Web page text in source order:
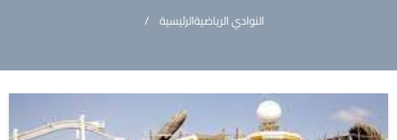
الرئيسيةالنوادي الرياضية